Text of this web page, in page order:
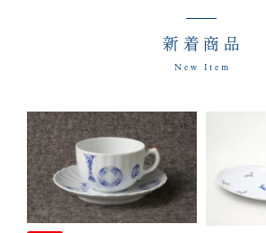
新着商品
New Item